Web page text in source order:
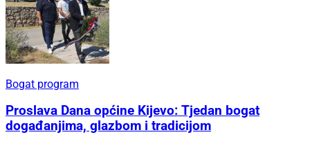
Bogat program
Proslava Dana općine Kijevo: Tjedan bogat
događanjima, glazbom i tradicijom